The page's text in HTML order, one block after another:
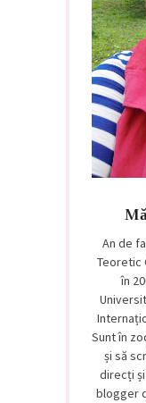
An de
Teoretic
în
Sunt în
și să
direcți
blogger